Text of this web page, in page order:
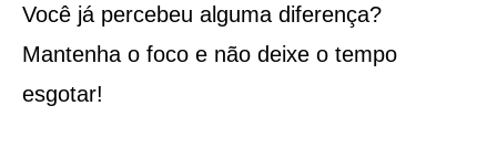
Você já percebeu alguma diferença?
Mantenha o foco e não deixe o tempo
esgotar!